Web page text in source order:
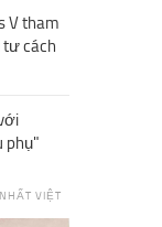
V tham
tư cách
phụ"
VIỆT